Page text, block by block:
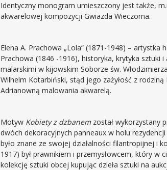
Identyczny monogram umieszczony jest także,
akwarelowej kompozycji Gwiazda Wieczorna.
Elena A. Prachowa „Lola“ (1871-1948) – artystka
Prachowa (1846 -1916), historyka, krytyka sztuki
malarskimi w kijowskim Soborze św.
Wilhelm Kotarbiński, stąd jego zażyłość z
Adrianowną malowania akwarelą.
Motyw Kobiety z dzbanemzostał wykorzystany
dwóch dekoracyjnych panneaux w holu
było znane ze swojej działalności filantropijnej i
1917) był prawnikiem i przemysłowcem, który w
kolekcję sztuki obcej kupując dzieła sztuki na